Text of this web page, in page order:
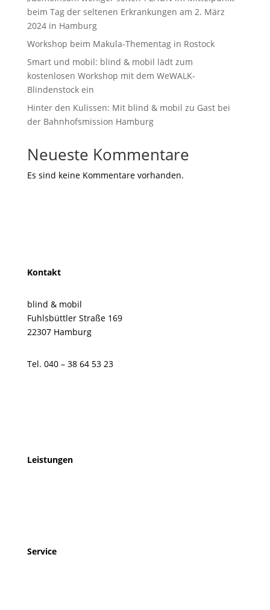
beim Tag der seltenen Erkrankungen am 2. März
2024 in Hamburg
Workshop beim Makula-Thementag in Rostock
Smart und mobil: blind & mobil lädt zum
kostenlosen Workshop mit dem WeWALK-
Blindenstock ein
Hinter den Kulissen: Mit blind & mobil zu Gast bei
der Bahnhofsmission Hamburg
Neueste Kommentare
Es sind keine Kommentare vorhanden.
Kontakt
blind & mobil
Fuhlsbüttler Straße 169
22307 Hamburg
Tel. 040 – 38 64 53 23
Leistungen
Service